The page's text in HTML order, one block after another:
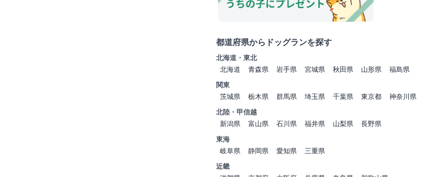
都道府県からドッグランを探す
北海道・東北
北海道
青森県 岩手県 宮城県 秋田県 山形県
福島県
関東
茨城県
栃木県 群馬県 埼玉県 千葉県 東京都
神奈川県
北陸・甲信越
新潟県
富山県 石川県 福井県 山梨県
長野県
東海
岐阜県
静岡県 愛知県
三重県
近畿